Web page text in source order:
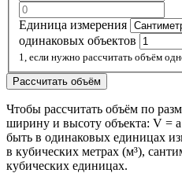
Единица измерения
одинаковых объектов
1, если нужно рассчитать объём
Рассчитать объём
Чтобы рассчитать объём по
ширину и высоту объекта: V =
быть в одинаковых единицах
в кубических метрах (м³),
кубических единицах.